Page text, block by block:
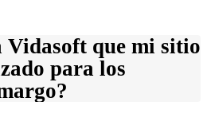
Vidasoft que mi sitio
para los